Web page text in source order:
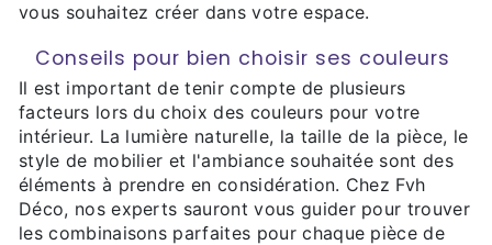
vous souhaitez créer dans votre espace.
Conseils pour bien choisir ses couleurs
Il est important de tenir compte de plusieurs
facteurs lors du choix des couleurs pour votre
intérieur. La lumière naturelle, la taille de la pièce, le
style de mobilier et l'ambiance souhaitée sont des
éléments à prendre en considération. Chez Fvh
Déco, nos experts sauront vous guider pour trouver
les combinaisons parfaites pour chaque pièce de